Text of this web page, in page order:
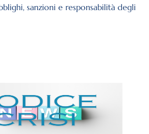
sanzioni e responsabilità degli